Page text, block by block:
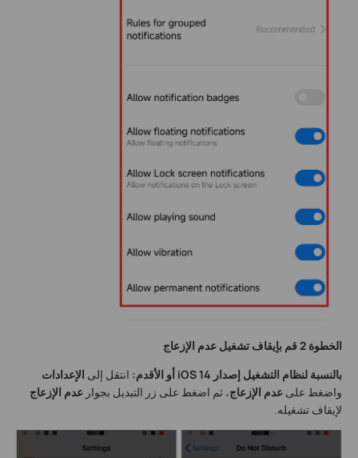
الخطوة 2 قم بإيقاف تشغيل عدم الإزعاج
بالنسبة لنظام التشغيل إصدار iOS 14 أو الأقدم:
انتقل إلى الإعدادات
واضغط على عدم الإزعاج، ثم اضغط على زر التبديل بجوار عدم الإزعاج
لإيقاف تشغيله.